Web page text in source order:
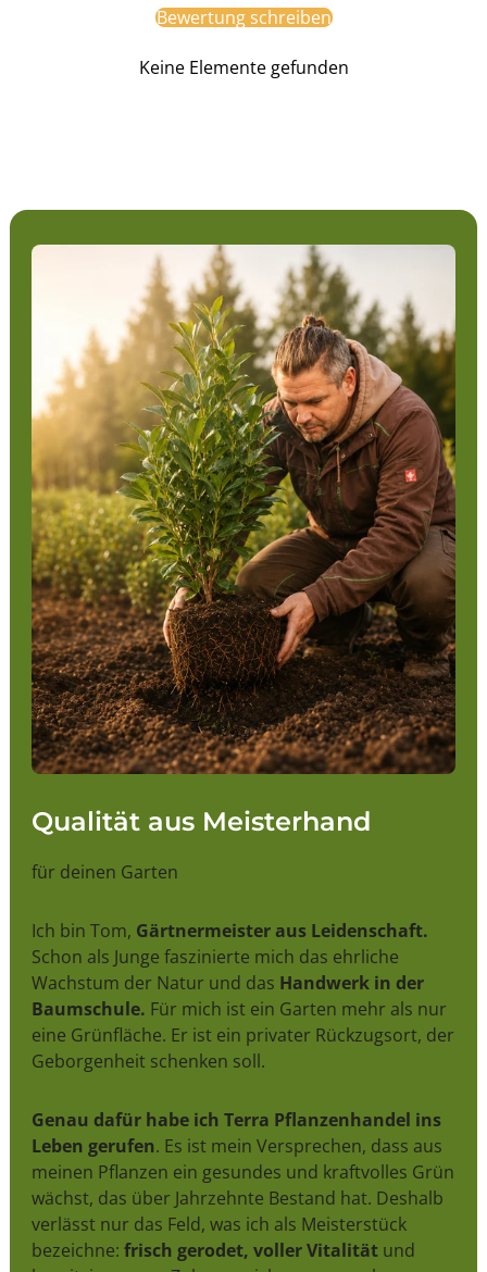
Bewertung schreiben
Keine Elemente gefunden
Qualität aus Meisterhand
für deinen Garten
Ich bin Tom, Gärtnermeister aus Leidenschaft.
Schon als Junge faszinierte mich das ehrliche
Wachstum der Natur und das Handwerk in der
Baumschule. Für mich ist ein Garten mehr als nur
eine Grünfläche. Er ist ein privater Rückzugsort, der
Geborgenheit schenken soll.
Genau dafür habe ich Terra Pflanzenhandel ins
Leben gerufen. Es ist mein Versprechen, dass aus
meinen Pflanzen ein gesundes und kraftvolles Grün
wächst, das über Jahrzehnte Bestand hat. Deshalb
verlässt nur das Feld, was ich als Meisterstück
bezeichne: frisch gerodet, voller Vitalitätund